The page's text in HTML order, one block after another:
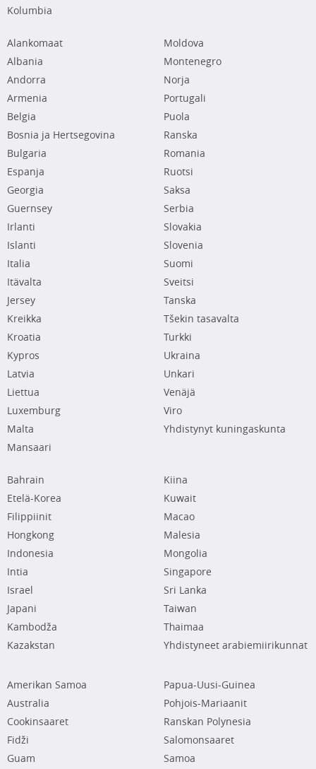
Kolumbia
Alankomaat
Albania
Andorra
Armenia
Belgia
Bosnia ja Hertsegovina
Bulgaria
Espanja
Georgia
Guernsey
Irlanti
Islanti
Italia
Itävalta
Jersey
Kreikka
Kroatia
Kypros
Latvia
Liettua
Luxemburg
Malta
Mansaari
Moldova
Montenegro
Norja
Portugali
Puola
Ranska
Romania
Ruotsi
Saksa
Serbia
Slovakia
Slovenia
Suomi
Sveitsi
Tanska
Tšekin tasavalta
Turkki
Ukraina
Unkari
Venäjä
Viro
Yhdistynyt kuningaskunta
Bahrain
Etelä-Korea
Filippiinit
Hongkong
Indonesia
Intia
Israel
Japani
Kambodža
Kazakstan
Kiina
Kuwait
Macao
Malesia
Mongolia
Singapore
Sri Lanka
Taiwan
Thaimaa
Yhdistyneet arabiemiirikunnat
Amerikan Samoa
Australia
Cookinsaaret
Fidži
Guam
Papua-Uusi-Guinea
Pohjois-Mariaanit
Ranskan Polynesia
Salomonsaaret
Samoa